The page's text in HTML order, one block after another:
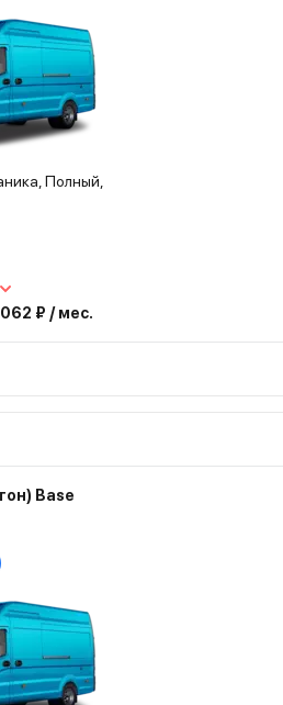
Полный,
₽ / мес.
Base